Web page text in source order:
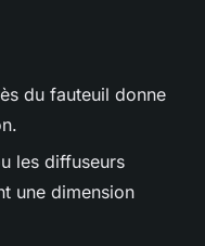
du fauteuil donne
les diffuseurs
une dimension